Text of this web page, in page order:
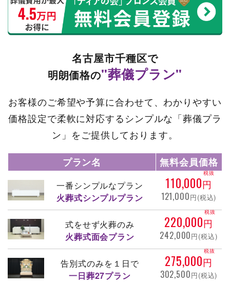
名古屋市千種区で
明朗価格の"葬儀プラン"
お客様のご希望や予算に合わせて、わかりやすい
価格設定で柔軟に対応するシンプルな「葬儀プラ
ン」をご提供しております。
プラン名 無料会員価格
一番シンプルなプラン
火葬式シンプルプラン
110,000円
税抜
121,000円(税込)
式をせず火葬のみ
火葬式面会プラン
220,000円
税抜
242,000円(税込)
告別式のみを１日で
一日葬27プラン
275,000円
税抜
302,500円(税込)